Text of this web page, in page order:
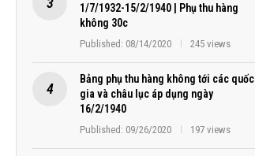
1/7/1932-15/2/1940 | Phụ thu hàng
không 30c
Published: 08/14/2020 245 views
Bảng phụ thu hàng không tới các quốc
gia và châu lục áp dụng ngày
16/2/1940
Published: 09/26/2020 197 views